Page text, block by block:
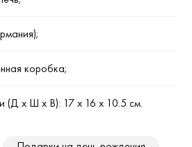
коробка;
(Д х Ш х В): 17 х 16 х 10.5 см.